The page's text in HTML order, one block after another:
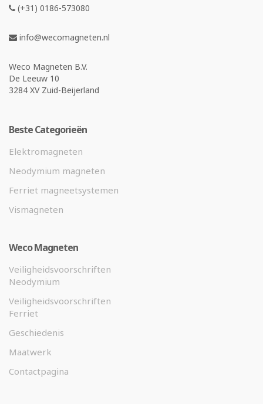
(+31) 0186-573080
info@wecomagneten.nl
Weco Magneten B.V.
De Leeuw 10
3284 XV Zuid-Beijerland
Beste Categorieën
Elektromagneten
Neodymium magneten
Ferriet magneetsystemen
Vismagneten
Weco Magneten
Veiligheidsvoorschriften
Neodymium
Veiligheidsvoorschriften
Ferriet
Geschiedenis
Maatwerk
Contactpagina